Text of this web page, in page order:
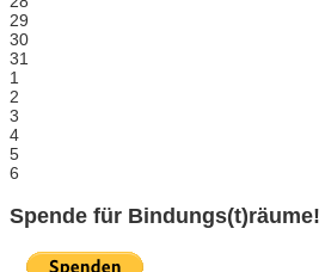
29
30
31
1
2
3
4
5
6
Spende für Bindungs(t)räume!